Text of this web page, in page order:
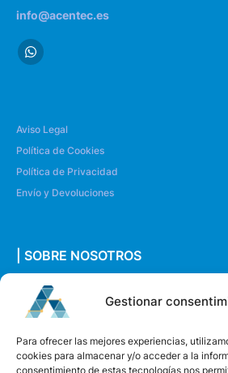
Gestionar
Para ofrecer las mejores experiencias,
cookies para almacenar y/o acceder a la
consentimiento de estas tecnologías nos
info@acentec.es
Aviso Legal
Política de Cookies
Política de Privacidad
Envío y Devoluciones
| SOBRE NOSOTROS
Quiénes somos
Envíanos un mensaje